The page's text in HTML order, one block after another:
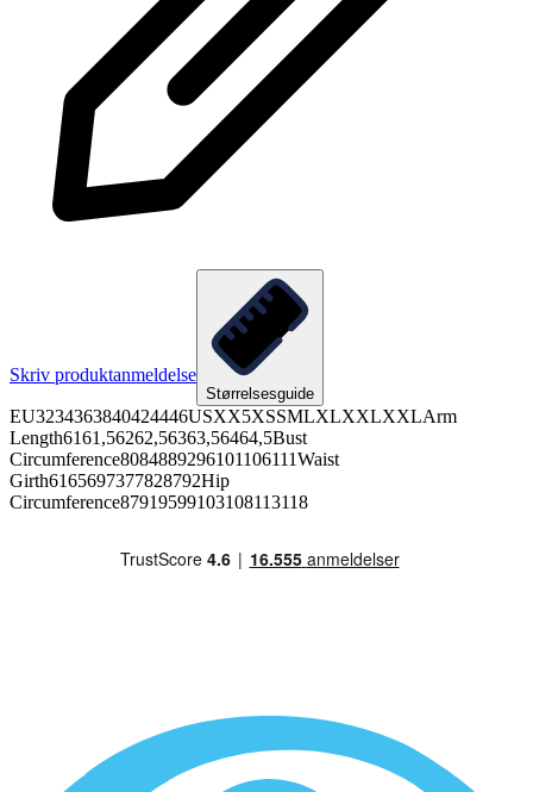
Skriv produktanmeldelse
Størrelsesguide
EU3234363840424446USXX5XSSMLXLXXLXXLArm
Length6161,56262,56363,56464,5Bust
Circumference8084889296101106111Waist
Girth6165697377828792Hip
Circumference87919599103108113118